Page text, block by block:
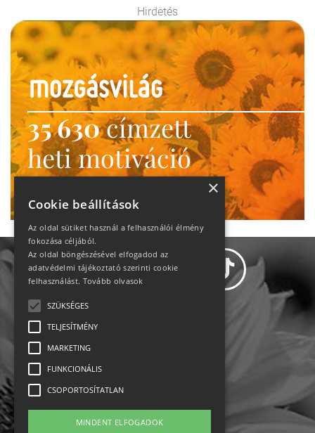
Hirdetés
35 630címzett
heti motiváció
Ne maradj le!
Impresszum-kapcsolat
Jogi nyilatkozat
×
Cookie beállítások
Az oldal sütiket használ a felhasználói élmény
fokozása céljából.
Az oldal böngészésével elfogadod az
adatvédelmi tájékoztató szerinti cookie
felhasználást. Tovább olvasok
SZÜKSÉGES
TELJESÍTMÉNY
MARKETING
FUNKCIONÁLIS
CSOPORTOSÍTATLAN
MINDENT ELFOGADOK